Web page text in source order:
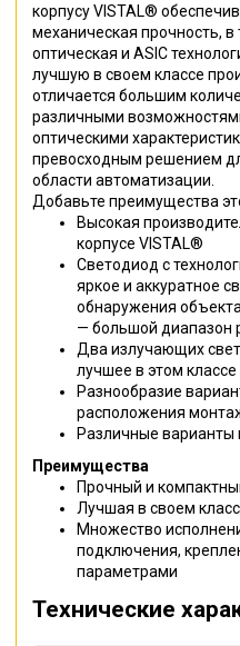
корпусу VISTAL®
механическая прочность,
оптическая и ASIC
лучшую в своем классе
отличается большим
различными
оптическими
превосходным решением
области автоматизации.
Добавьте преимущества
Высокая
корпусе VISTAL®
Светодиод с
яркое и аккуратное
обнаружения
— большой диапазон
Два излучающих
лучшее в этом
Разнообразие
расположения
Различные варианты
Преимущества
Прочный и
Лучшая в своем
Множество
подключения,
параметрами
Технические